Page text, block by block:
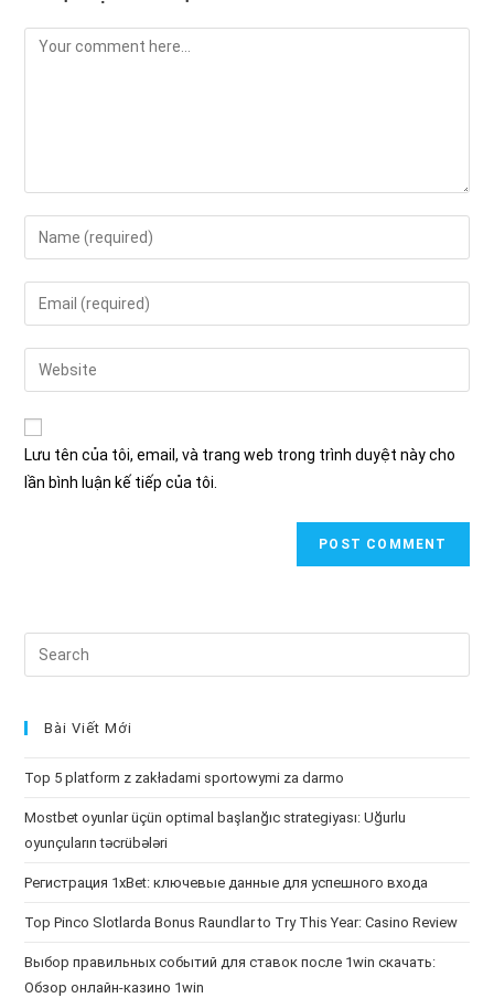
Comment
Enter
your
name
to
comment
Enter
your
email
address
comment
Enter
your
website
Lưu tên của tôi, email, và trang web trong trình duyệt này cho
lần bình luận kế tiếp của tôi.
Search
this
Bài Viết Mới
Top 5 platform z zakładami sportowymi za darmo
Mostbet oyunlar üçün optimal başlanğıc strategiyası: Uğurlu
oyunçuların təcrübələri
Регистрация 1xBet: ключевые данные для успешного входа
Top Pinco Slotlarda Bonus Raundlar to Try This Year: Casino Review
Выбор правильных событий для ставок после 1win скачать:
Обзор онлайн-казино 1win